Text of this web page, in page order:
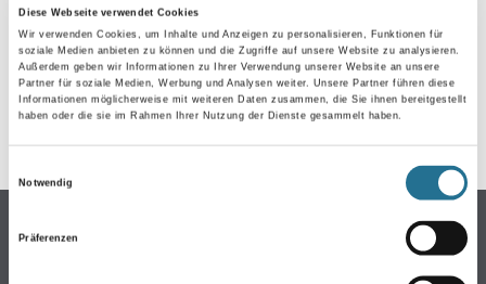
Diese Webseite verwendet Cookies
Wir verwenden Cookies, um Inhalte und Anzeigen zu personalisieren, Funktionen für
soziale Medien anbieten zu können und die Zugriffe auf unsere Website zu analysieren.
Außerdem geben wir Informationen zu Ihrer Verwendung unserer Website an unsere
Partner für soziale Medien, Werbung und Analysen weiter. Unsere Partner führen diese
Informationen möglicherweise mit weiteren Daten zusammen, die Sie ihnen bereitgestellt
haben oder die sie im Rahmen Ihrer Nutzung der Dienste gesammelt haben.
Notwendig
Präferenzen
GEFAHRENHINWEISE
DATENBLÄTTER